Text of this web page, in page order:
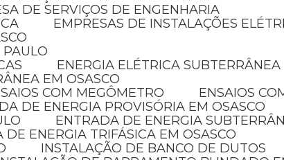
DE SERVIÇOS DE ENGENHARIA
EMPRESAS DE INSTALAÇÕES
PAULO
ENERGIA ELÉTRICA SUBTERRÂNEA
EM OSASCO
COM MEGÔMETRO
ENSAIOS
DE ENERGIA PROVISÓRIA EM OSASCO
ENTRADA DE ENERGIA
DE ENERGIA TRIFÁSICA EM OSASCO
INSTALAÇÃO DE BANCO DE DUTOS